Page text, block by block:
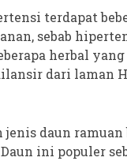
terdapat
sebab
herbal
dari laman
daun ramuan
ini populer